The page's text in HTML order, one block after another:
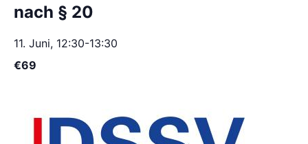
nach § 20
11. Juni, 12:30-13:30
€69